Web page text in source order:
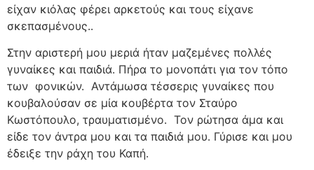
είχαν κιόλας φέρει αρκετούς και τους είχανε
σκεπασμένους..
Στην αριστερή μου μεριά ήταν μαζεμένες πολλές
γυναίκες και παιδιά. Πήρα το μονοπάτι για τον τόπο
των φονικών. Αντάμωσα τέσσερις γυναίκες που
κουβαλούσαν σε μία κουβέρτα τον Σταύρο
Κωστόπουλο, τραυματισμένο. Τον ρώτησα άμα και
είδε τον άντρα μου και τα παιδιά μου. Γύρισε και μου
έδειξε την ράχη του Καπή.